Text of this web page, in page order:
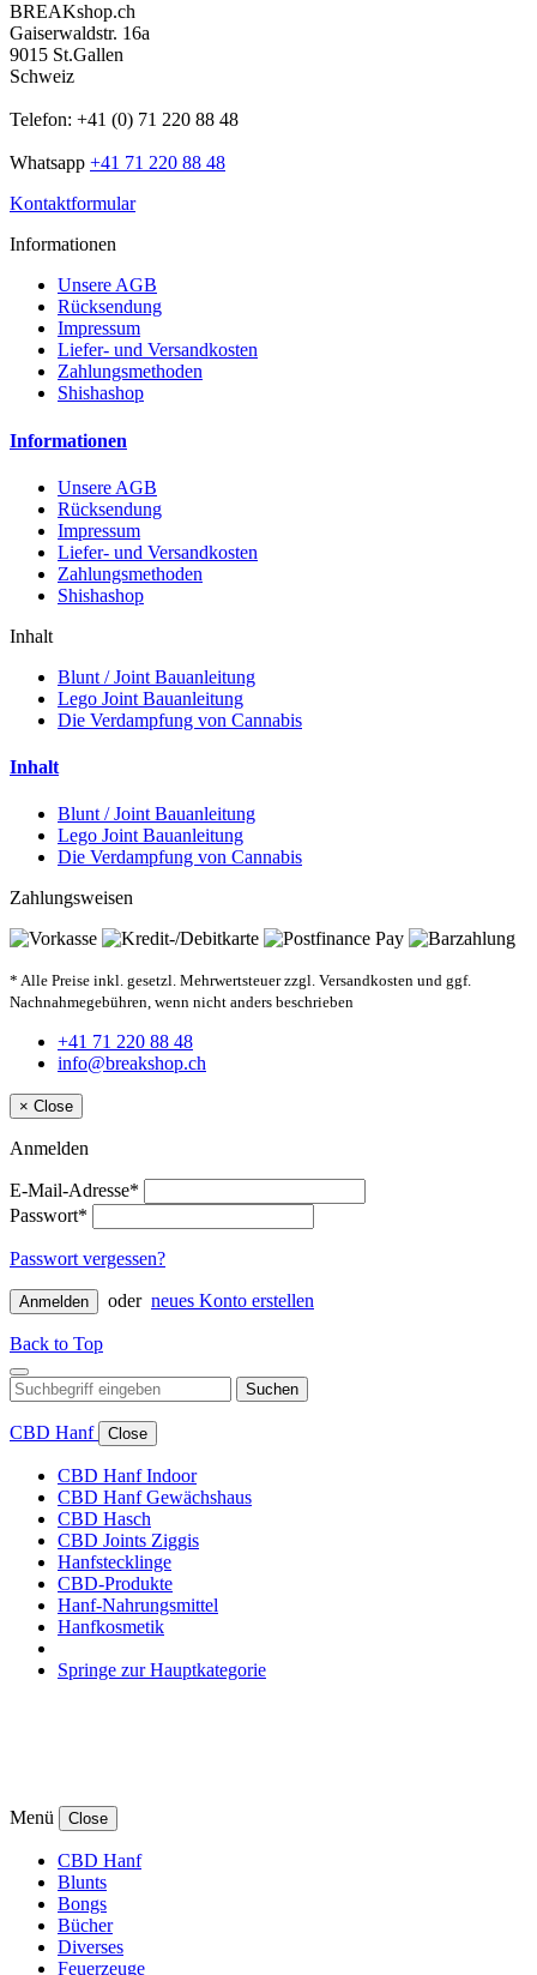
BREAKshop.ch
Gaiserwaldstr. 16a
9015 St.Gallen
Schweiz
Telefon: +41 (0) 71 220 88 48
Whatsapp +41 71 220 88 48
Kontaktformular
Informationen
Unsere AGB
Rücksendung
Impressum
Liefer- und Versandkosten
Zahlungsmethoden
Shishashop
Informationen
Unsere AGB
Rücksendung
Impressum
Liefer- und Versandkosten
Zahlungsmethoden
Shishashop
Inhalt
Blunt / Joint Bauanleitung
Lego Joint Bauanleitung
Die Verdampfung von Cannabis
Inhalt
Blunt / Joint Bauanleitung
Lego Joint Bauanleitung
Die Verdampfung von Cannabis
Zahlungsweisen
* Alle Preise inkl. gesetzl. Mehrwertsteuer zzgl. Versandkosten und ggf.
Nachnahmegebühren, wenn nicht anders beschrieben
+41 71 220 88 48
info@breakshop.ch
× Close
Anmelden
E-Mail-Adresse*
Passwort*
Passwort vergessen?
Anmelden oder neues Konto erstellen
Back to Top
Suchen
CBD Hanf Close
CBD Hanf Indoor
CBD Hanf Gewächshaus
CBD Hasch
CBD Joints Ziggis
Hanfstecklinge
CBD-Produkte
Hanf-Nahrungsmittel
Hanfkosmetik
Springe zur Hauptkategorie
Menü Close
CBD Hanf
Blunts
Bongs
Bücher
Diverses
Feuerzeuge